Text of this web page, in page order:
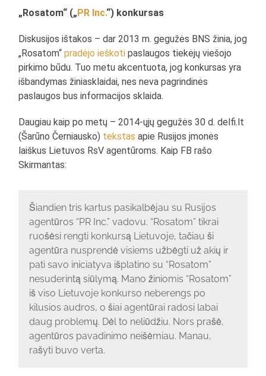
„Rosatom“ („ PR Inc.“) konkursas
Diskusijos ištakos – dar 2013 m. gegužės BNS žinia, jog
„Rosatom“pradėjo ieškoti paslaugos tiekėjų viešojo
pirkimo būdu. Tuo metu akcentuota, jog konkursas yra
išbandymas žiniasklaidai, nes neva pagrindinės
paslaugos bus informacijos sklaida.
Daugiau kaip po metų – 2014-ųjų gegužės 30 d. delfi.lt
(Šarūno Černiausko) tekstas apie Rusijos įmonės
laiškus Lietuvos RsV agentūroms. Kaip FB rašo
Skirmantas:
Šiandien tris kartus pasikalbėjau su Rusijos
agentūros “PR Inc.” vadovu. “Rosatom” tikrai
ruošėsi rengti konkursą Lietuvoje, tačiau ši
agentūra nusprendė visiems užbėgti už akių ir
pati savo iniciatyva išplatino su “Rosatom”
nesuderintą siūlymą. Mano žiniomis “Rosatom”
iš viso Lietuvoje konkurso neberengs po
kilusios audros, o šiai agentūrai radosi labai
daug problemų. Dėl to neliūdžiu. Nors prašė,
agentūros pavadinimo neišėmiau. Manau,
rašyti buvo verta.